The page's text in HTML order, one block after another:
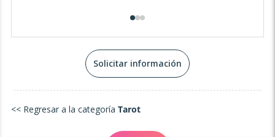
de vida, tus relaciones y tu potencial más elevado. Juntos,
futuro lleno de luz y propósito. El camino espiritual no
tiene por qué ser solitario: permíteme ser tu compañera
en esta sagrada travesía. 💜Solicitar información
<< Regresar a la categoría Tarot